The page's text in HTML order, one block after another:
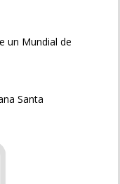
un Mundial de
Santa